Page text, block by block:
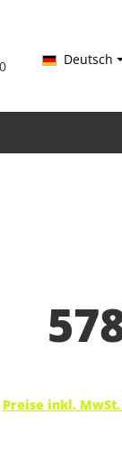
von 4.9 von
Deutsch
Preise inkl.